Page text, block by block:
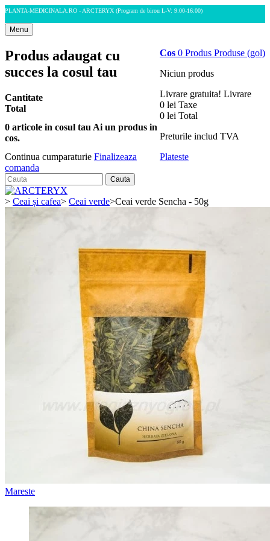
PLANTA-MEDICINALA.RO - ARCTERYX (Program de birou L-V: 9:00-16:00)
Menu
Cos 0 Produs Produse (gol)
Niciun produs
Livrare gratuita! Livrare
0 lei Taxe
0 lei Total
Preturile includ TVA
Plateste
Produs adaugat cu
succes la cosul tau
Cantitate
Total
0 articole in cosul tau Ai un produs in
cos.
Continua cumparaturie Finalizeaza
comanda
Cauta
> Ceai și cafea> Ceai verde>Ceai verde Sencha - 50g
Mareste